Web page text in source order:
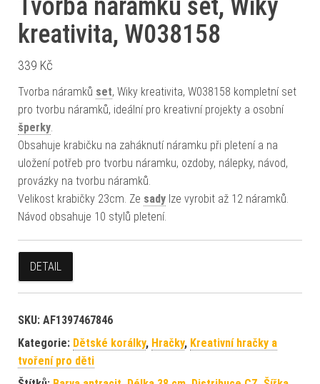
Tvorba náramků set, Wiky
kreativita, W038158
339 Kč
Tvorba náramků set, Wiky kreativita, W038158 kompletní set
pro tvorbu náramků, ideální pro kreativní projekty a osobní
šperky.
Obsahuje krabičku na zaháknutí náramku při pletení a na
uložení potřeb pro tvorbu náramku, ozdoby, nálepky, návod,
provázky na tvorbu náramků.
Velikost krabičky 23cm. Ze sady lze vyrobit až 12 náramků.
Návod obsahuje 10 stylů pletení.
DETAIL
SKU: AF1397467846
Kategorie: Dětské korálky, Hračky, Kreativní hračky a
tvoření pro děti